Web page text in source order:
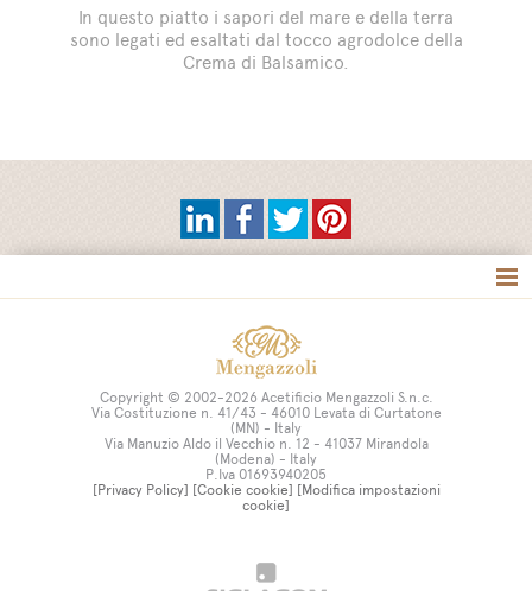
In questo piatto i sapori del mare e della terra
sono legati ed esaltati dal tocco agrodolce della
Crema di Balsamico.
Copyright © 2002-2026 Acetificio Mengazzoli S.n.c.
Via Costituzione n. 41/43 - 46010 Levata di Curtatone
(MN) - Italy
Via Manuzio Aldo il Vecchio n. 12 - 41037 Mirandola
(Modena) - Italy
P.Iva 01693940205
[Privacy Policy] [Cookie cookie] [Modifica impostazioni
cookie]